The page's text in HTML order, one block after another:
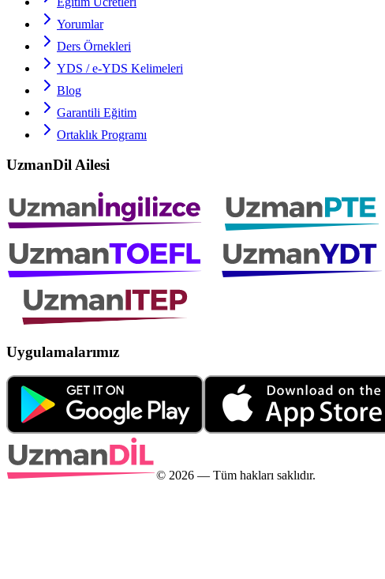
Yorumlar
Ders Örnekleri
YDS / e-YDS Kelimeleri
Blog
Garantili Eğitim
Ortaklık Programı
UzmanDil Ailesi
Uygulamalarımız
© 2026 — Tüm hakları saklıdır.